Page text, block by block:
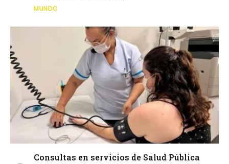
MUNDO
Consultas en servicios de Salud Pública